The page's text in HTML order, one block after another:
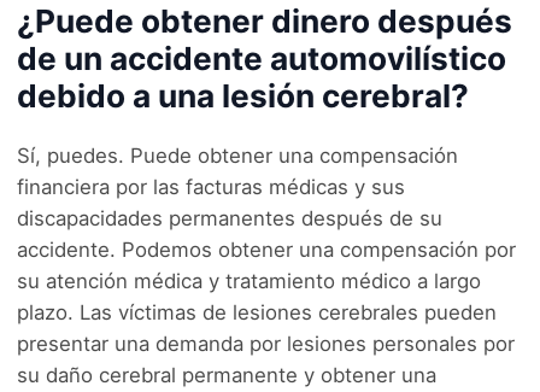
¿Puede obtener dinero después
de un accidente automovilístico
debido a una lesión cerebral?
Sí, puedes. Puede obtener una compensación
financiera por las facturas médicas y sus
discapacidades permanentes después de su
accidente. Podemos obtener una compensación por
su atención médica y tratamiento médico a largo
plazo. Las víctimas de lesiones cerebrales pueden
presentar una demanda por lesiones personales por
su daño cerebral permanente y obtener una